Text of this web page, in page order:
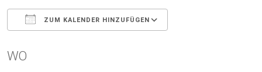
ZUM KALENDER HINZUFÜGEN
WO